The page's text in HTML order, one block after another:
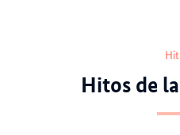
Hitos de